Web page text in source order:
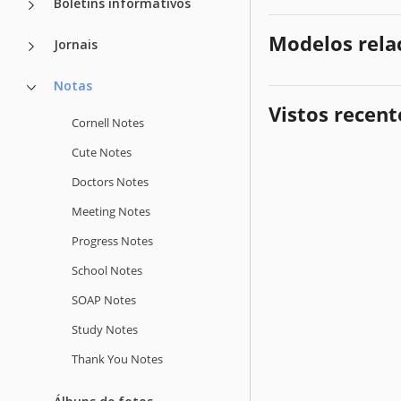
Jornais
Notas
Cornell Notes
Cute Notes
Doctors Notes
Meeting Notes
Progress Notes
School Notes
SOAP Notes
Study Notes
Thank You Notes
Modelos
Vistos